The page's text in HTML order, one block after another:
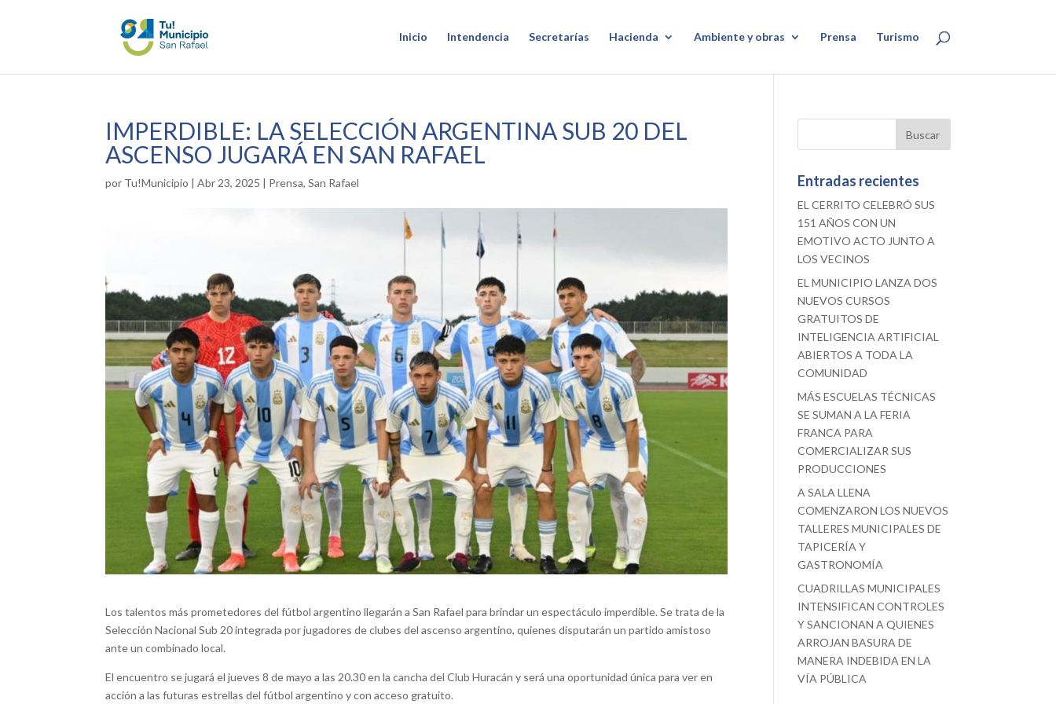
Inicio Intendencia Secretarías Hacienda Ambiente y obras Prensa Turismo
IMPERDIBLE: LA SELECCIÓN ARGENTINA SUB 20 DEL
ASCENSO JUGARÁ EN SAN RAFAEL
por Tu!Municipio |Abr 23, 2025 | Prensa,San Rafael
Los talentos más prometedores del fútbol argentino llegarán a San Rafael para brindar un espectáculo imperdible. Se trata de la
Selección Nacional Sub 20 integrada por jugadores de clubes del ascenso argentino, quienes disputarán un partido amistoso
ante un combinado local.
El encuentro se jugará el jueves 8 de mayo a las 20.30 en la cancha del Club Huracán y será una oportunidad única para ver en
acción a las futuras estrellas del fútbol argentino y con acceso gratuito.
Entradas recientes
EL CERRITO CELEBRÓ SUS
151 AÑOS CON UN
EMOTIVO ACTO JUNTO A
LOS VECINOS
EL MUNICIPIO LANZA DOS
NUEVOS CURSOS
GRATUITOS DE
INTELIGENCIA ARTIFICIAL
ABIERTOS A TODA LA
COMUNIDAD
MÁS ESCUELAS TÉCNICAS
SE SUMAN A LA FERIA
FRANCA PARA
COMERCIALIZAR SUS
PRODUCCIONES
A SALA LLENA
COMENZARON LOS NUEVOS
TALLERES MUNICIPALES DE
TAPICERÍA Y
GASTRONOMÍA
CUADRILLAS MUNICIPALES
INTENSIFICAN CONTROLES
Y SANCIONAN A QUIENES
ARROJAN BASURA DE
MANERA INDEBIDA EN LA
VÍA PÚBLICA